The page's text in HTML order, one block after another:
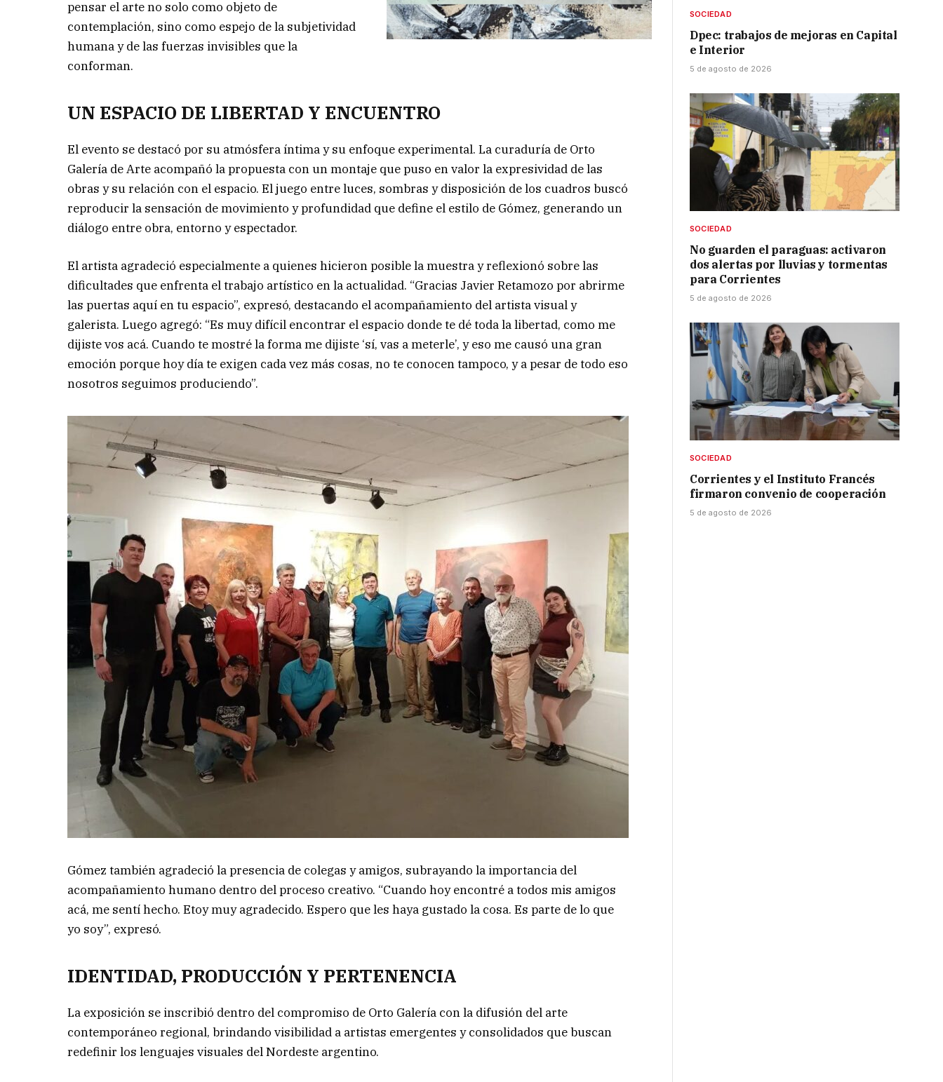
pensar el arte no solo como objeto de
contemplación, sino como espejo de la subjetividad
humana y de las fuerzas invisibles que la
conforman.
UN ESPACIO DE LIBERTAD Y ENCUENTRO
El evento se destacó por su atmósfera íntima y su enfoque experimental. La curaduría de Orto
Galería de Arte acompañó la propuesta con un montaje que puso en valor la expresividad de las
obras y su relación con el espacio. El juego entre luces, sombras y disposición de los cuadros buscó
reproducir la sensación de movimiento y profundidad que define el estilo de Gómez, generando un
diálogo entre obra, entorno y espectador.
El artista agradeció especialmente a quienes hicieron posible la muestra y reflexionó sobre las
dificultades que enfrenta el trabajo artístico en la actualidad. “Gracias Javier Retamozo por abrirme
las puertas aquí en tu espacio”, expresó, destacando el acompañamiento del artista visual y
galerista. Luego agregó: “Es muy difícil encontrar el espacio donde te dé toda la libertad, como me
dijiste vos acá. Cuando te mostré la forma me dijiste ‘sí, vas a meterle’, y eso me causó una gran
emoción porque hoy día te exigen cada vez más cosas, no te conocen tampoco, y a pesar de todo eso
nosotros seguimos produciendo”.
Gómez también agradeció la presencia de colegas y amigos, subrayando la importancia del
acompañamiento humano dentro del proceso creativo. “Cuando hoy encontré a todos mis amigos
acá, me sentí hecho. Etoy muy agradecido. Espero que les haya gustado la cosa. Es parte de lo que
yo soy”, expresó.
IDENTIDAD, PRODUCCIÓN Y PERTENENCIA
La exposición se inscribió dentro del compromiso de Orto Galería con la difusión del arte
contemporáneo regional, brindando visibilidad a artistas emergentes y consolidados que buscan
redefinir los lenguajes visuales del Nordeste argentino.
SOCIEDAD
Dpec: trabajos de mejoras en Capital
e Interior
5 de agosto de 2026
SOCIEDAD
No guarden el paraguas: activaron
dos alertas por lluvias y tormentas
para Corrientes
5 de agosto de 2026
SOCIEDAD
Corrientes y el Instituto Francés
firmaron convenio de cooperación
5 de agosto de 2026